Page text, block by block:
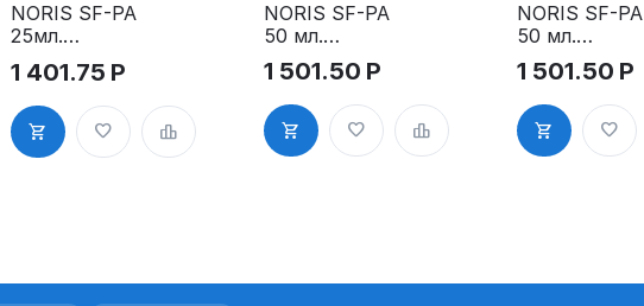
NORIS SF-PA
25мл.
Фиолетовая
краска для
всех видов
бумаг и
картонов,
1 401.75 Р
NORIS SF-PA
50 мл.
Красная
краска для
всех видов
бумаг и
картонов,
1 501.50 Р
NORIS SF-PA
50 мл.
Зеленая
краска для
всех видов
бумаг и
картонов,
1 501.50 Р